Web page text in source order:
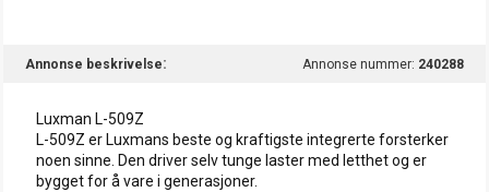
Annonse beskrivelse Annonse nummer: 240288
Luxman L-509Z
L-509Z er Luxmans beste og kraftigste integrerte forsterker
noen sinne. Den driver selv tunge laster med letthet og er
bygget for å vare i generasjoner.